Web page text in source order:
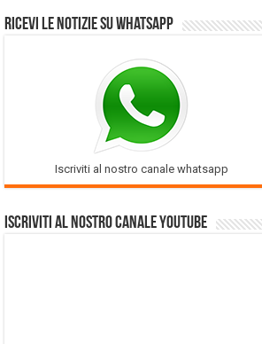
Ricevi le notizie su Whatsapp
Iscriviti al nostro canale whatsapp
Iscriviti al nostro Canale Youtube